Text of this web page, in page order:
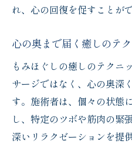
れ、心の回復を促すことが
心の奥まで届く癒しのテ
もみほぐしの癒しのテクニ
サージではなく、心の奥深
す。施術者は、個々の状態
し、特定のツボや筋肉の緊
深いリラクゼーションを提